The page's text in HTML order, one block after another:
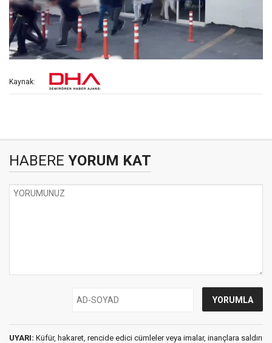
Kaynak:
HABERE YORUM KAT
UYARI: Küfür, hakaret, rencide edici cümleler veya imalar, inançlara saldırı